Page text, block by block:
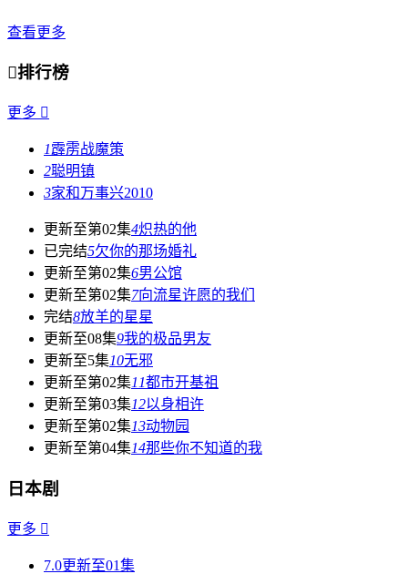
查看更多
排行榜
更多 
1霹雳战魔策
2聪明镇
3家和万事兴2010
更新至第02集4炽热的他
已完结5欠你的那场婚礼
更新至第02集6男公馆
更新至第02集7向流星许愿的我们
完结8放羊的星星
更新至08集9我的极品男友
更新至5集10无邪
更新至第02集11都市开基祖
更新至第03集12以身相许
更新至第02集13动物园
更新至第04集14那些你不知道的我
日本剧
更多 
7.0更新至01集